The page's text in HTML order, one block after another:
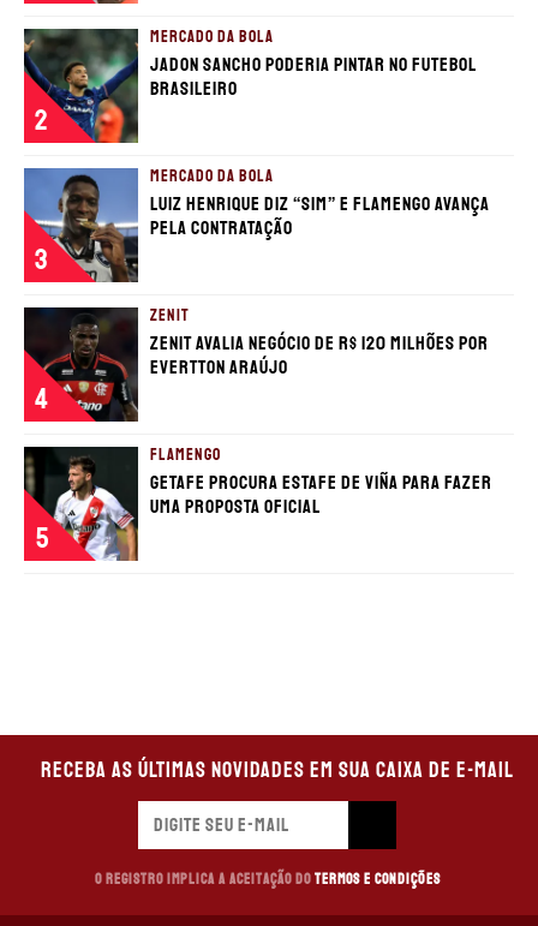
2
MERCADO DA BOLA
Jadon Sancho poderia pintar no futebol
brasileiro
3
MERCADO DA BOLA
Luiz Henrique diz “sim” e Flamengo avança
pela contratação
4
ZENIT
Zenit avalia negócio de R$ 120 milhões por
Evertton Araújo
5
FLAMENGO
Getafe procura estafe de Viña para fazer
uma proposta oficial
Receba as últimas novidades em sua caixa de e-mail
O registro implica a aceitação do Termos e Condições